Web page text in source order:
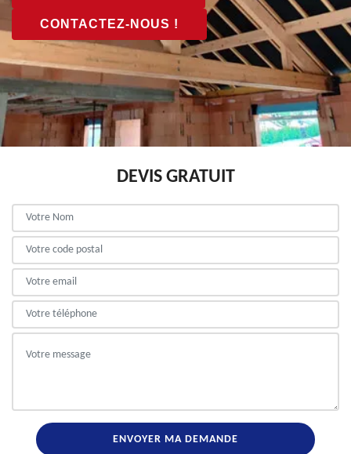
CONTACTEZ-NOUS !
DEVIS GRATUIT